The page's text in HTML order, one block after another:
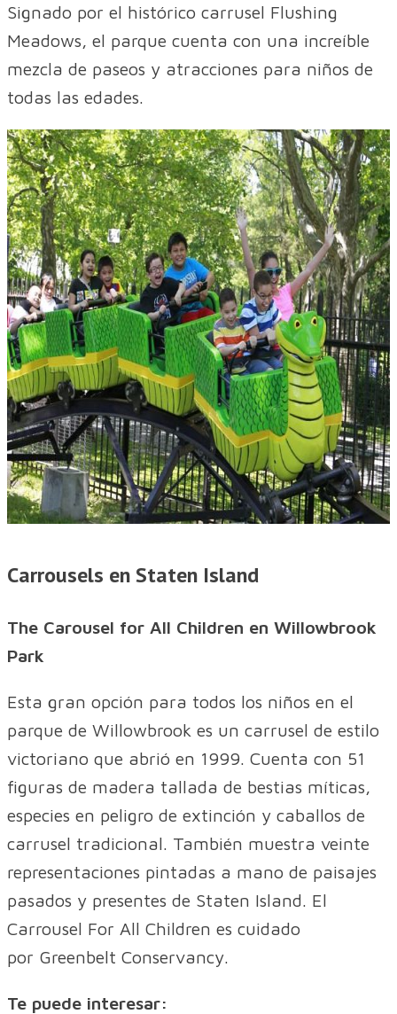
Signado por el histórico carrusel Flushing
Meadows, el parque cuenta con una increíble
mezcla de paseos y atracciones para niños de
todas las edades.
Carrousels en Staten Island
The Carousel for All Children en Willowbrook
Park
Esta gran opción para todos los niños en el
parque de Willowbrook es un carrusel de estilo
victoriano que abrió en 1999. Cuenta con 51
figuras de madera tallada de bestias míticas,
especies en peligro de extinción y caballos de
carrusel tradicional. También muestra veinte
representaciones pintadas a mano de paisajes
pasados y presentes de Staten Island. El
Carrousel For All Children es cuidado
por Greenbelt Conservancy.
Te puede interesar: